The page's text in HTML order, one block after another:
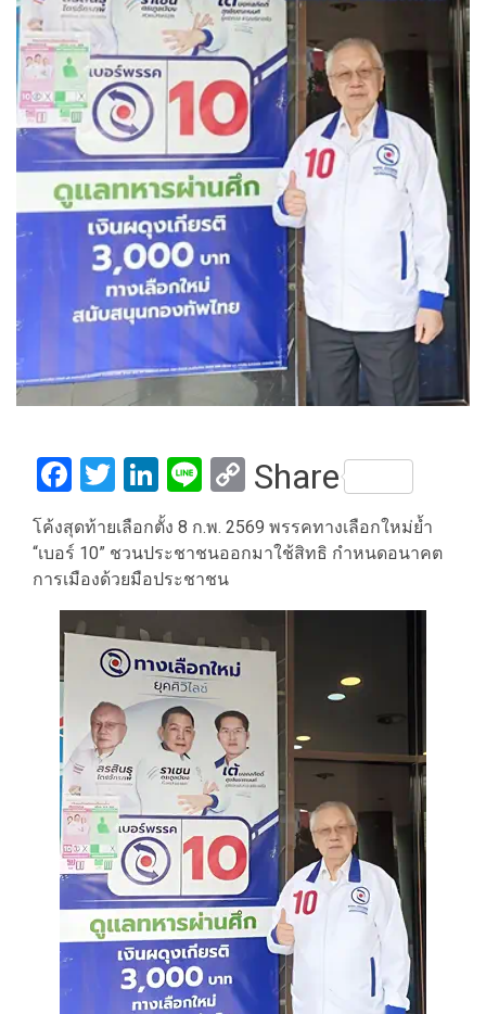
Facebook
Twitter
LinkedIn
LineCopy
Share
โค้งสุดท้ายเลือกตั้ง 8 ก.พ. 2569 พรรคทางเลือกใหม่ย้ำ
“เบอร์ 10” ชวนประชาชนออกมาใช้สิทธิ กำหนดอนาคต
การเมืองด้วยมือประชาชน